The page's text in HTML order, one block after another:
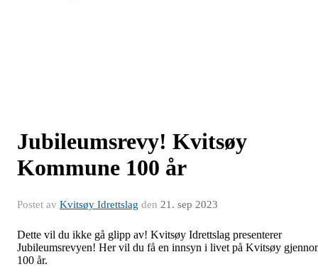
Jubileumsrevy! Kvitsøy
Kommune 100 år
Postet av Kvitsøy Idrettslag den 21. sep 2023
Dette vil du ikke gå glipp av! Kvitsøy Idrettslag presenterer
Jubileumsrevyen! Her vil du få en innsyn i livet på Kvitsøy
100 år.